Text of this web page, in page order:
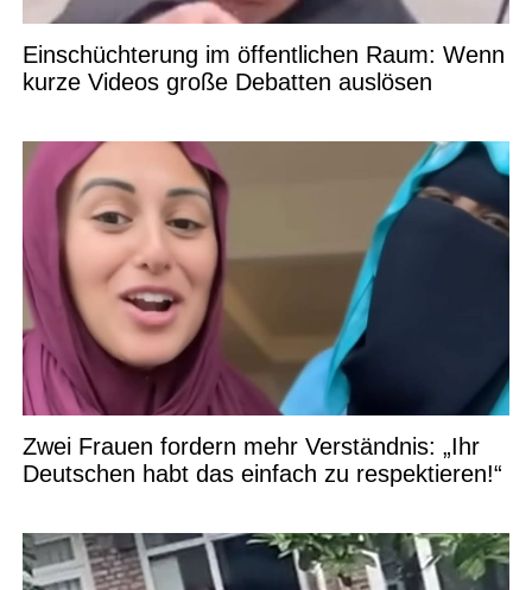
Einschüchterung im öffentlichen Raum: Wenn
kurze Videos große Debatten auslösen
Zwei Frauen fordern mehr Verständnis: „Ihr
Deutschen habt das einfach zu respektieren!“